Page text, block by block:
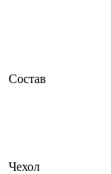
Состав
Чехол